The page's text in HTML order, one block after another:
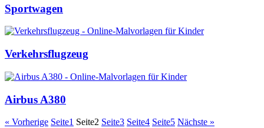
Sportwagen
Verkehrsflugzeug
Airbus A380
« Vorherige Seite1 Seite2 Seite3 Seite4 Seite5 Nächste »